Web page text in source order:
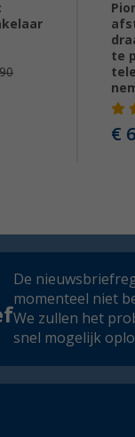
te
€
De
momenteel niet
We zullen het
snel mogelijk